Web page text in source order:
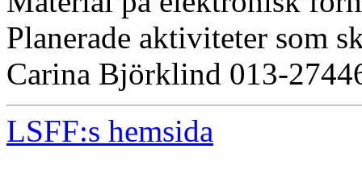
Planerade aktiviteter som
Carina Björklind 013-
LSFF:s hemsida